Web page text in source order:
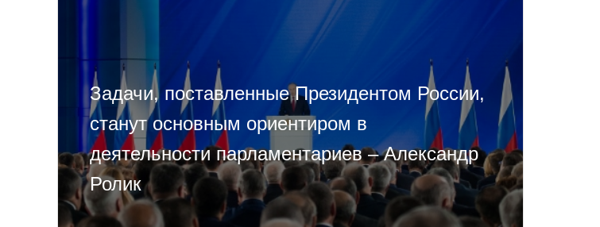
Задачи, поставленные Президентом России,
станут основным ориентиром в
деятельности парламентариев – Александр
Ролик